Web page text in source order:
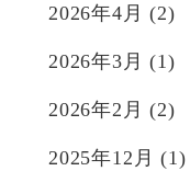
2026年4月 (2)
2026年3月 (1)
2026年2月 (2)
2025年12月 (1)